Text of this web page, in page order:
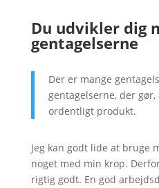
Du udvikler dig
gentagelserne
Der er mange
gentagelserne, der
ordentligt produkt.
Jeg kan godt lide at bruge
noget med min krop.
rigtig godt. En god